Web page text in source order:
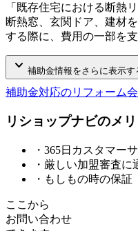
「既存住宅における断熱
断熱窓、玄関ドア、建材
する際に、費用の一部を支
keyboard_arrow_down 補助金情報をさらに表示す
補助金対応のリフォーム
リショップナビのメ リ
・365日カスタマー
・厳しい加盟審査
・もしもの時の保証
ここから
お問い合わせ